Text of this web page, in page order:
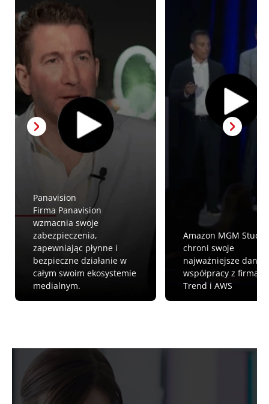
Panavision
Firma Panavision
wzmacnia swoje
zabezpieczenia,
zapewniając płynne i
bezpieczne działanie w
całym swoim ekosystemie
medialnym.
Amazon MGM
chroni swoje
najważniejsze dane
współpracy z firmą
Trend i AWS